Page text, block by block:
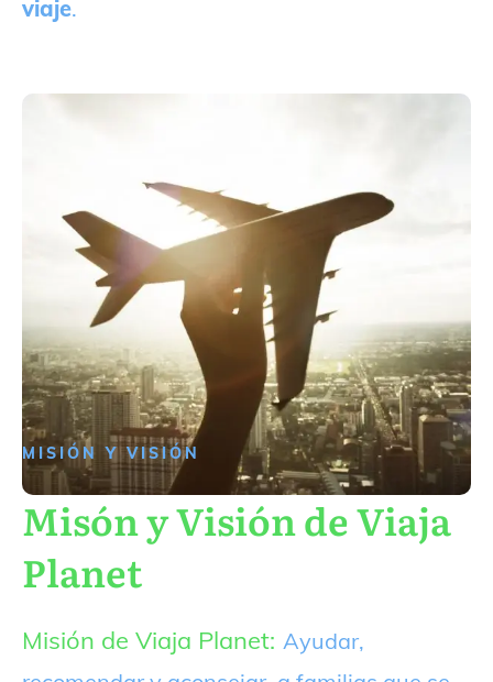
viaje.
MISIÓN Y VISIÓN
Misón y Visión de Viaja
Planet
Misión de Viaja Planet: Ayudar,